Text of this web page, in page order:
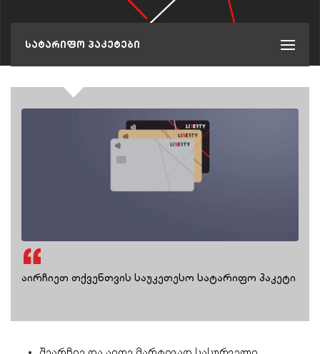
სატარიფო პაკეტები
აირჩიეთ თქვენთვის საუკეთესო სატარიფო პაკეტი